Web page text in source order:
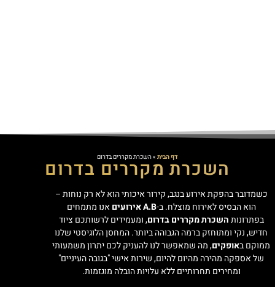
דף הבית »השכרת מקררים בדרום
השכרת מקררים בדרום
כשמדובר בהפקת אירוע בנגב, קירור איכותי הוא לא רק נוחות –
הוא הבסיס לאירוח מוצלח. ב-A.B אירועים
אנו מתמחים
בפתרונות השכרת מקררים בדרום, ומעמידים לרשותכם ציוד
חדיש, נקי ומתוחזק ברמה הגבוהה ביותר. המחסן הלוגיסטי שלנו
ממוקם באופקים, מה שמאפשר לנו להעניק לכם יתרון משמעותי
של אספקה מהירה מהיום להיום, שירות אישי "בגובה העיניים"
ומחירים תחרותיים ללא עלויות הובלה מוגזמות.